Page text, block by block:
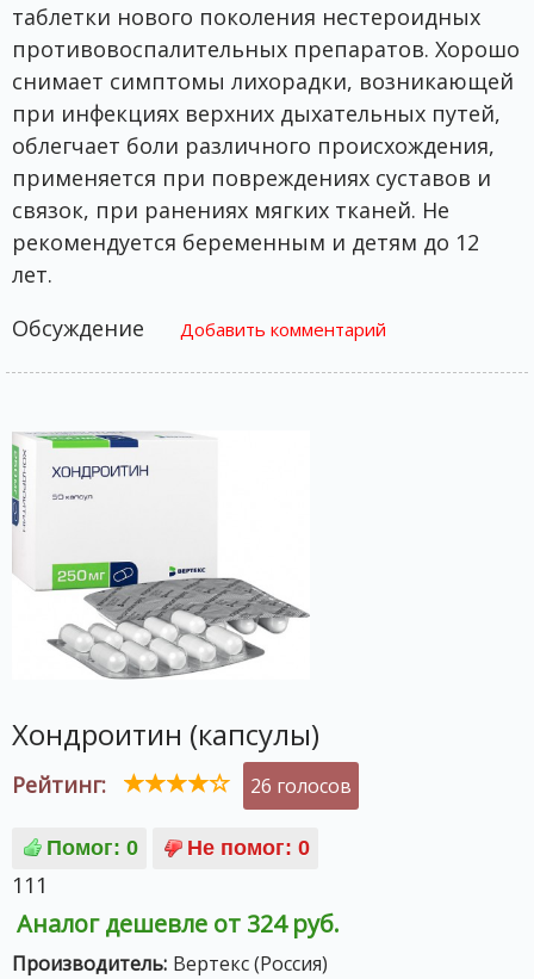
таблетки нового поколения нестероидных
противовоспалительных препаратов. Хорошо
снимает симптомы лихорадки, возникающей
при инфекциях верхних дыхательных путей,
облегчает боли различного происхождения,
применяется при повреждениях суставов и
связок, при ранениях мягких тканей. Не
рекомендуется беременным и детям до 12
лет.
Обсуждение
Добавить комментарий
Хондроитин (капсулы)
Рейтинг: 26 голосов
111
Аналог дешевле от 324 руб.
Производитель: Вертекс (Россия)